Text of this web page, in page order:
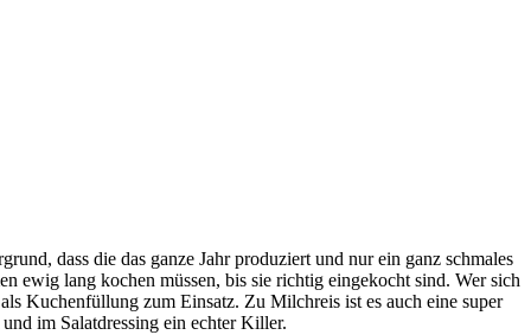
dass die das ganze Jahr produziert und nur ein ganz schmales
ewig lang kochen müssen, bis sie richtig eingekocht sind. Wer sich
Kuchenfüllung zum Einsatz. Zu Milchreis ist es auch eine super
im Salatdressing ein echter Killer.